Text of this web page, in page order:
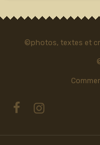
©photos, textes et